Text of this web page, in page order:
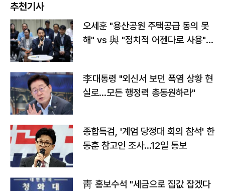
추천기사
오세훈 "용산공원 주택공급 동의 못
해" vs 與 "정치적 어젠다로 사용"
李대통령 "외신서 보던 폭염 상황 현
실로…모든 행정력 총동원하라"
종합특검, '계엄 당정대 회의 참석' 한
동훈 참고인 조사...12일 통보
靑 홍보수석 "세금으로 집값 잡겠다